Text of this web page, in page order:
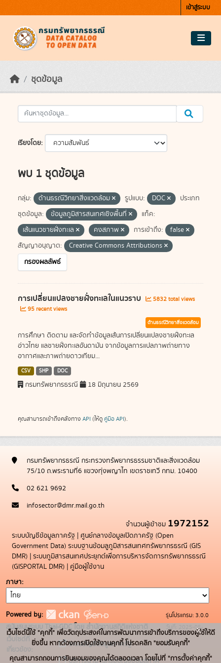
เข้าสู่ระบบ
ชุดข้อมูล
เรียงโดย
พบ 1 ชุดข้อมูล
กลุ่ม: ด้านธรณีวิทยาสิ่งแวดล้อม รูปแบบ: DOC
ประเภท
ชุดข้อมูล:
ข้อมูลภูมิสารสนเทศเชิงพื้นที่
แท็ค:
เส้นแนวชายฝั่งทะเล
คงสภาพ การเข้าถึง:
false
สัญญาอนุญาต:
Creative Commons Attributions
กรองผลลัพธ์
การเปลี่ยนแปลงชายฝั่งทะเลในแนวราบ
5832 total views
95 recent views
ด้านธรณีวิทยาสิ่งแวดล้อม
การศึกษา ติดตาม และจัดทำข้อมูลเส้นการเปลี่ยนแปลงชายฝั่งทะเล
อ่าวไทย แลชายฝั่งทะเลอันดามัน จากข้อมูลการแปลภาพถ่ายทาง
อากาศและภาพถ่ายดาวเทียม...
CSV SHP DOC
กรมทรัพยากรธรณี 18 มิถุนายน 2569
คุณสามารถเข้าถึงคลังทาง API (ให้ดู คู่มือ API).
กรมทรัพยากรธรณี กระทรวงทรัพยากรธรรมชาติและสิ่งแวดล้อม
75/10 ถ.พระรามที่6 แขวงทุ่งพญาไท เขตราชเทวี กทม. 10400
02 621 9692
infosector@dmr.mail.go.th
จำนวนผู้เข้าชม 1972152
ระบบบัญชีข้อมูลภาครัฐ | ศูนย์กลางข้อมูลเปิดภาครัฐ (Open
Government Data) ระบบฐานข้อมลูภูมิสารสนเทศทรัพยากรธรณี (GIS
DMR) | ระบบภูมิสารสนเทศประยุกต์เพื่อการบริหารจัดการทรัพยากรธรณี
(GISPORTAL DMR) | คู่มือผู้ใช้งาน
ภาษา
Powered by:
สนับสนุนระบบ Thai-GDC โดย สำนักงานสถิติแห่งชาติ
เว็บไซต์ที่
เกี่ยวข้อง:
ระบบบัญชีข้อมูลภาครัฐ
บริการนามานุกรมบัญชีข้อมูลภาค
รุ่นโปรแกรม: 3.0.0
วันที่: 2025-05-
19
เว็บไซต์นี้ใช้ "คุกกี้" เพื่อวัตถุประสงค์ในการพัฒนาการเข้าถึงบริการของผู้ใช้ให้ดี
ยิ่งขึ้น หากต้องการเปิดใช้งานคุกกี้ โปรดคลิก "ยอมรับคุกกี้"
คุณสามารถถอนการยินยอมของคุณได้ตลอดเวลา โดยไปที่ "การตั้งค่าคุกกี้"
x